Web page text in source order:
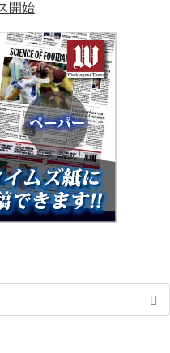
開始